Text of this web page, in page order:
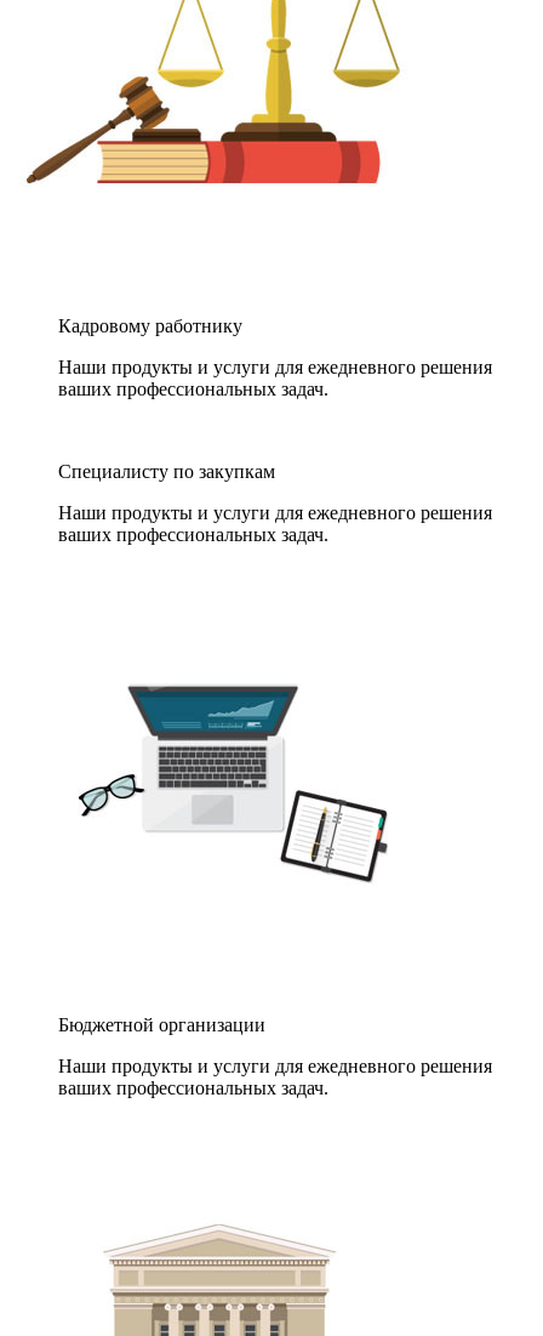
Кадровому работнику
Наши продукты и услуги для ежедневного решения
ваших профессиональных задач.
Специалисту по закупкам
Наши продукты и услуги для ежедневного решения
ваших профессиональных задач.
Бюджетной организации
Наши продукты и услуги для ежедневного решения
ваших профессиональных задач.